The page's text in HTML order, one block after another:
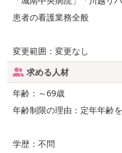
患者の看護業務全般
変更範囲：変更なし
求める人材
年齢：～69歳
年齢制限の理由：定年年齢
学歴：不問